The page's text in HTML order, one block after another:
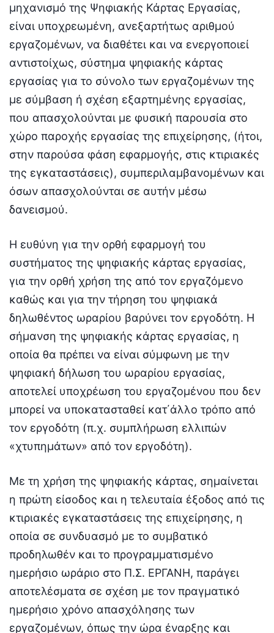
μηχανισμό της Ψηφιακής Κάρτας Εργασίας,
είναι υποχρεωμένη, ανεξαρτήτως αριθμού
εργαζομένων, να διαθέτει και να ενεργοποιεί
αντιστοίχως, σύστημα ψηφιακής κάρτας
εργασίας για το σύνολο των εργαζομένων της
με σύμβαση ή σχέση εξαρτημένης εργασίας,
που απασχολούνται με φυσική παρουσία στο
χώρο παροχής εργασίας της επιχείρησης, (ήτοι,
στην παρούσα φάση εφαρμογής, στις κτιριακές
της εγκαταστάσεις), συμπεριλαμβανομένων και
όσων απασχολούνται σε αυτήν μέσω
δανεισμού.
Η ευθύνη για την ορθή εφαρμογή του
συστήματος της ψηφιακής κάρτας εργασίας,
για την ορθή χρήση της από τον εργαζόμενο
καθώς και για την τήρηση του ψηφιακά
δηλωθέντος ωραρίου βαρύνει τον εργοδότη. Η
σήμανση της ψηφιακής κάρτας εργασίας, η
οποία θα πρέπει να είναι σύμφωνη με την
ψηφιακή δήλωση του ωραρίου εργασίας,
αποτελεί υποχρέωση του εργαζομένου που δεν
μπορεί να υποκατασταθεί κατ΄άλλο τρόπο από
τον εργοδότη (π.χ. συμπλήρωση ελλιπών
«χτυπημάτων» από τον εργοδότη).
Με τη χρήση της ψηφιακής κάρτας, σημαίνεται
η πρώτη είσοδος και η τελευταία έξοδος από τις
κτιριακές εγκαταστάσεις της επιχείρησης, η
οποία σε συνδυασμό με το συμβατικό
προδηλωθέν και το προγραμματισμένο
ημερήσιο ωράριο στο Π.Σ. ΕΡΓΑΝΗ, παράγει
αποτελέσματα σε σχέση με τον πραγματικό
ημερήσιο χρόνο απασχόλησης των
εργαζομένων, όπως την ώρα έναρξης και